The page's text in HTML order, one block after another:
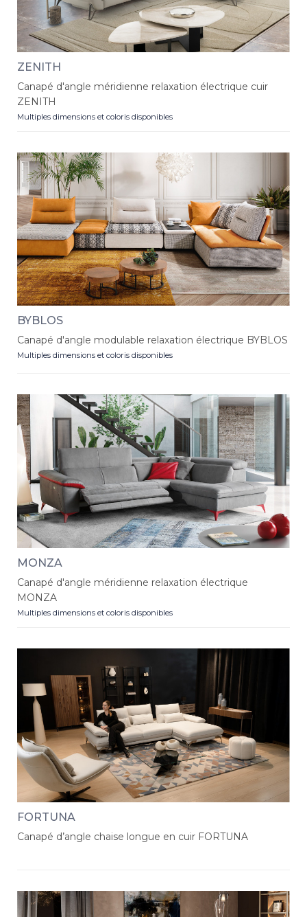
ZENITH
Canapé d'angle méridienne relaxation électrique cuir
ZENITH
Multiples dimensions et coloris disponibles
BYBLOS
Canapé d'angle modulable relaxation électrique BYBLOS
Multiples dimensions et coloris disponibles
MONZA
Canapé d'angle méridienne relaxation électrique
MONZA
Multiples dimensions et coloris disponibles
FORTUNA
Canapé d’angle chaise longue en cuir FORTUNA